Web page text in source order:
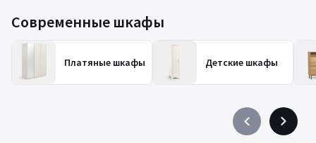
Современные шкафы
Платяные шкафы Детские шкафы
PrécédentSuivant